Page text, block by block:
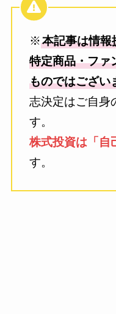
※本記事は情報
特定商品・ファ
ものではござい
志決定はご自身
す。
株式投資は「自
す。